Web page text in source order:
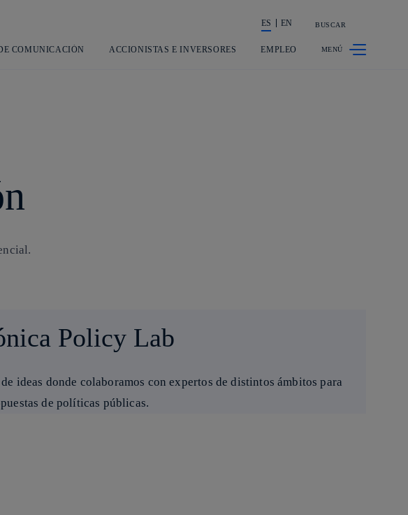
La acción en accionistas e inversores
ES EN BUSCAR
COMUNICACIÓN ACCIONISTAS E INVERSORES EMPLEO
Policy Lab
ideas donde colaboramos con expertos de distintos ámbitos para
de políticas públicas.